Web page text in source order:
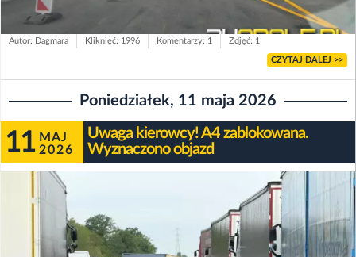
Autor: Dagmara Kliknięć: 1996 Komentarzy: 1 Zdjęć: 1
CZYTAJ DALEJ >>
Poniedziałek, 11 maja 2026
11 MAJ
2026
Uwaga kierowcy! A4 zablokowana.
Wyznaczono objazd